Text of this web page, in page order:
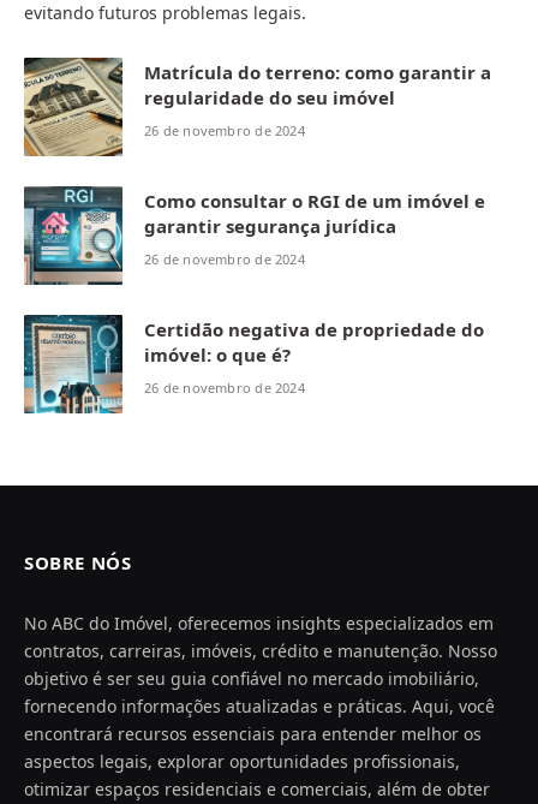
evitando futuros problemas legais.
Matrícula do terreno: como garantir a
regularidade do seu imóvel
26 de novembro de 2024
Como consultar o RGI de um imóvel e
garantir segurança jurídica
26 de novembro de 2024
Certidão negativa de propriedade do
imóvel: o que é?
26 de novembro de 2024
SOBRE NÓS
No ABC do Imóvel, oferecemos insights especializados em
contratos, carreiras, imóveis, crédito e manutenção. Nosso
objetivo é ser seu guia confiável no mercado imobiliário,
fornecendo informações atualizadas e práticas. Aqui, você
encontrará recursos essenciais para entender melhor os
aspectos legais, explorar oportunidades profissionais,
otimizar espaços residenciais e comerciais, além de obter